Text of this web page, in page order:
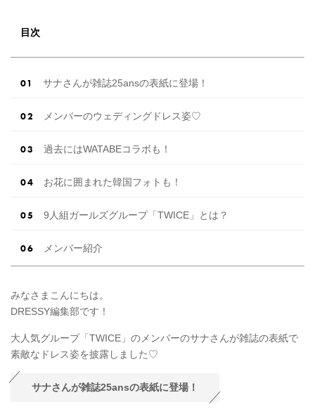
目次
サナさんが雑誌25ansの表紙に登場！
メンバーのウェディングドレス姿♡
過去にはWATABEコラボも！
お花に囲まれた韓国フォトも！
9人組ガールズグループ「TWICE」とは？
メンバー紹介
みなさまこんにちは。
DRESSY編集部です！
大人気グループ「TWICE」のメンバーのサナさんが雑誌の表紙で
素敵なドレス姿を披露しました♡
サナさんが雑誌25ansの表紙に登場！